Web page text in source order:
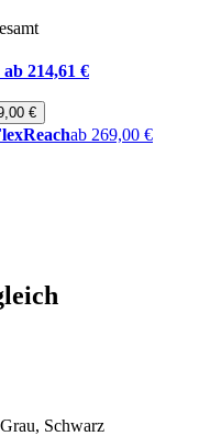
ab 214,61 €
€
ab 269,00 €
Schwarz